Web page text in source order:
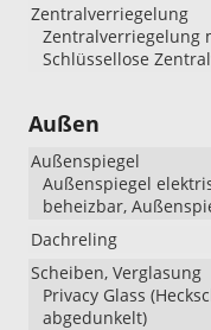
Zentralverriegelung
Zentralverriegelung
Schlüssellose
Außen
Außenspiegel
Außenspiegel
beheizbar,
Dachreling
Scheiben, Verglasung
Privacy Glass
abgedunkelt)